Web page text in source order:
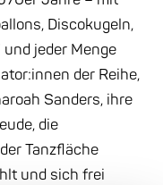
Discokugeln,
und jeder Menge
der Reihe,
Sanders, ihre
die
Tanzfläche
und sich frei